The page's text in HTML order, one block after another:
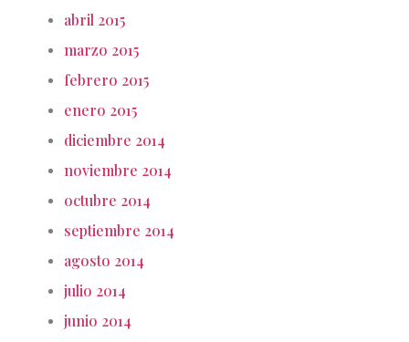
abril 2015
marzo 2015
febrero 2015
enero 2015
diciembre 2014
noviembre 2014
octubre 2014
septiembre 2014
agosto 2014
julio 2014
junio 2014